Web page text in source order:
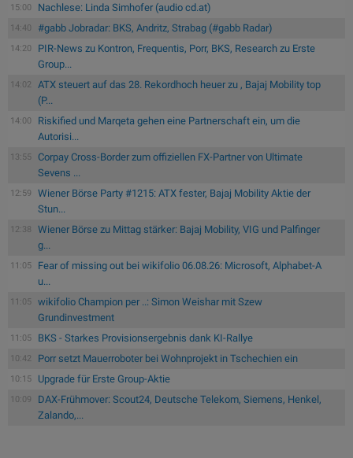
15:00 Nachlese: Linda Simhofer (audio cd.at)
14:40 #gabb Jobradar: BKS, Andritz, Strabag (#gabb Radar)
14:20
PIR-News zu Kontron, Frequentis, Porr, BKS, Research zu Erste
Group...
14:02
ATX steuert auf das 28. Rekordhoch heuer zu , Bajaj Mobility top
(P...
14:00
Riskified und Marqeta gehen eine Partnerschaft ein, um die
Autorisi...
13:55
Corpay Cross-Border zum offiziellen FX-Partner von Ultimate
Sevens ...
12:59
Wiener Börse Party #1215: ATX fester, Bajaj Mobility Aktie der
Stun...
12:38
Wiener Börse zu Mittag stärker: Bajaj Mobility, VIG und Palfinger
g...
11:05
Fear of missing out bei wikifolio 06.08.26: Microsoft, Alphabet-A
u...
11:05
wikifolio Champion per ..: Simon Weishar mit Szew
Grundinvestment
11:05 BKS - Starkes Provisionsergebnis dank KI-Rallye
10:42 Porr setzt Mauerroboter bei Wohnprojekt in Tschechien ein
10:15 Upgrade für Erste Group-Aktie
10:09
DAX-Frühmover: Scout24, Deutsche Telekom, Siemens, Henkel,
Zalando,...